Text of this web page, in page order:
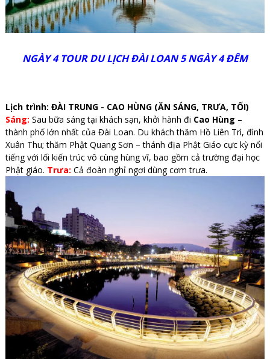
NGÀY 4 TOUR DU LỊCH ĐÀI LOAN 5 NGÀY 4 ĐÊM
Lịch trình: ĐÀI TRUNG - CAO HÙNG (ĂN SÁNG, TRƯA, TỐI)
Sáng: Sau bữa sáng tại khách sạn, khởi hành đi Cao Hùng –
thành phố lớn nhất của Đài Loan. Du khách thăm Hồ Liên Trì, đình
Xuân Thu; thăm Phật Quang Sơn – thánh địa Phật Giáo cực kỳ nổi
tiếng với lối kiến trúc vô cùng hùng vĩ, bao gồm cả trường đại học
Phật giáo. Trưa: Cả đoàn nghỉ ngơi dùng cơm trưa.